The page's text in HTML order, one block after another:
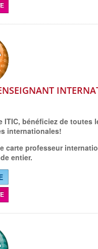
ITIC, bénéficiez de toutes
internationales!
carte professeur
entier.